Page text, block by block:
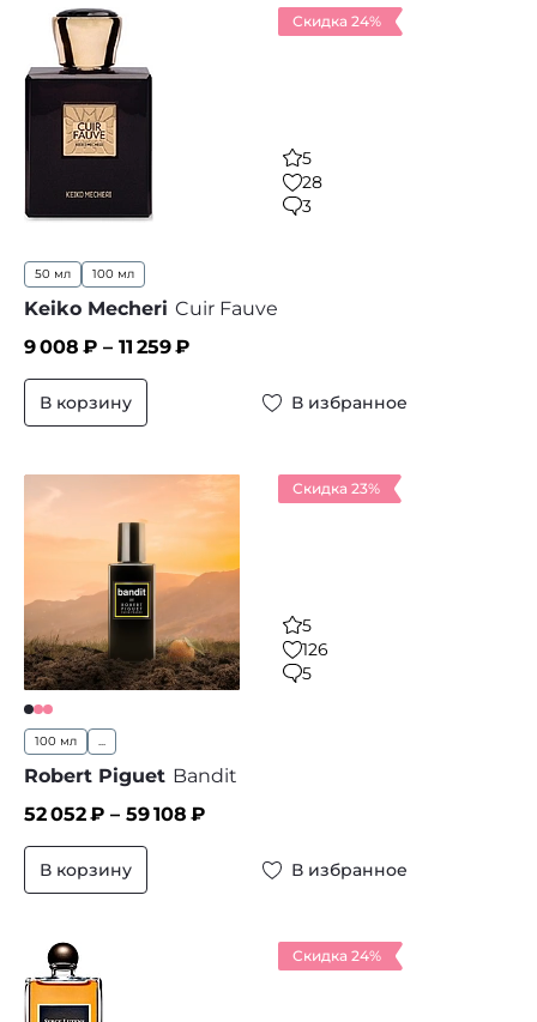
Скидка 24%
5
28
3
50 мл 100 мл
Keiko Mecheri Cuir Fauve
9 008 ₽ – 11 259₽
В корзину В избранное
Скидка 23%
5
126
5
100 мл ...
Robert Piguet Bandit
52 052₽ – 59 108 ₽
В корзину В избранное
Скидка 24%